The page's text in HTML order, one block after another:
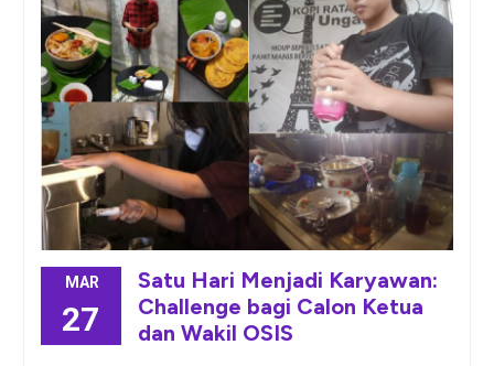
MAR
27
Satu Hari Menjadi Karyawan:
Challenge bagi Calon Ketua
dan Wakil OSIS